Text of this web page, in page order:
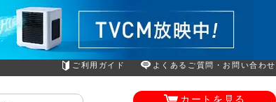
ご利用ガイド よくあるご質問・お問い合わせ
カートを見る